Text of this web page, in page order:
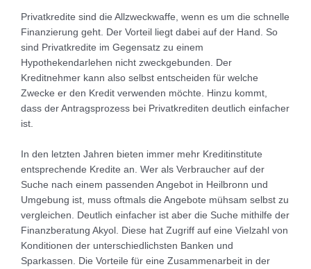
Privatkredite sind die Allzweckwaffe, wenn es um die schnelle
Finanzierung geht. Der Vorteil liegt dabei auf der Hand. So
sind Privatkredite im Gegensatz zu einem
Hypothekendarlehen nicht zweckgebunden. Der
Kreditnehmer kann also selbst entscheiden für welche
Zwecke er den Kredit verwenden möchte. Hinzu kommt,
dass der Antragsprozess bei Privatkrediten deutlich einfacher
ist.
In den letzten Jahren bieten immer mehr Kreditinstitute
entsprechende Kredite an. Wer als Verbraucher auf der
Suche nach einem passenden Angebot in Heilbronn und
Umgebung ist, muss oftmals die Angebote mühsam selbst zu
vergleichen. Deutlich einfacher ist aber die Suche mithilfe der
Finanzberatung Akyol. Diese hat Zugriff auf eine Vielzahl von
Konditionen der unterschiedlichsten Banken und
Sparkassen. Die Vorteile für eine Zusammenarbeit in der